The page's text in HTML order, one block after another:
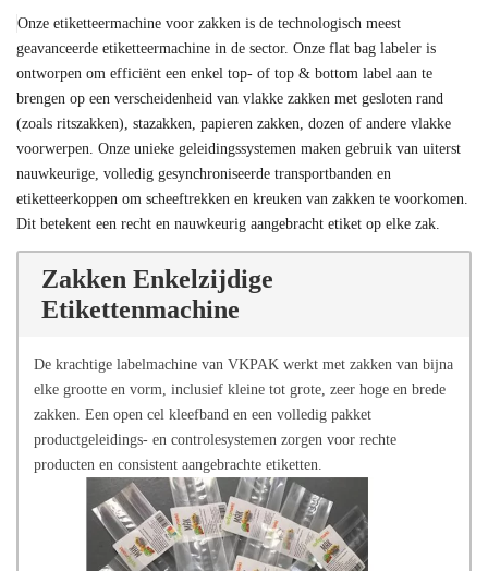
Onze etiketteermachine voor zakken is de technologisch meest
geavanceerde etiketteermachine in de sector. Onze flat bag labeler is
ontworpen om efficiënt een enkel top- of top & bottom label aan te
brengen op een verscheidenheid van vlakke zakken met gesloten rand
(zoals ritszakken), stazakken, papieren zakken, dozen of andere vlakke
voorwerpen. Onze unieke geleidingssystemen maken gebruik van uiterst
nauwkeurige, volledig gesynchroniseerde transportbanden en
etiketteerkoppen om scheeftrekken en kreuken van zakken te voorkomen.
Dit betekent een recht en nauwkeurig aangebracht etiket op elke zak.
Zakken Enkelzijdige
Etikettenmachine
De krachtige labelmachine van VKPAK werkt met zakken van bijna
elke grootte en vorm, inclusief kleine tot grote, zeer hoge en brede
zakken. Een open cel kleefband en een volledig pakket
productgeleidings- en controlesystemen zorgen voor rechte
producten en consistent aangebrachte etiketten.